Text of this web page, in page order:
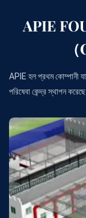
APIE
APIE হল প্রথম কোম্পানী যা
পরিষেবা কেন্দ্র স্থাপন